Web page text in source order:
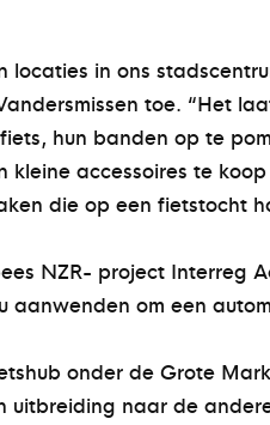
in ons
toe. “Het
hun banden op te
accessoires te
die op een fietstocht
NZR- project Interreg
om een
onder de Grote
naar de